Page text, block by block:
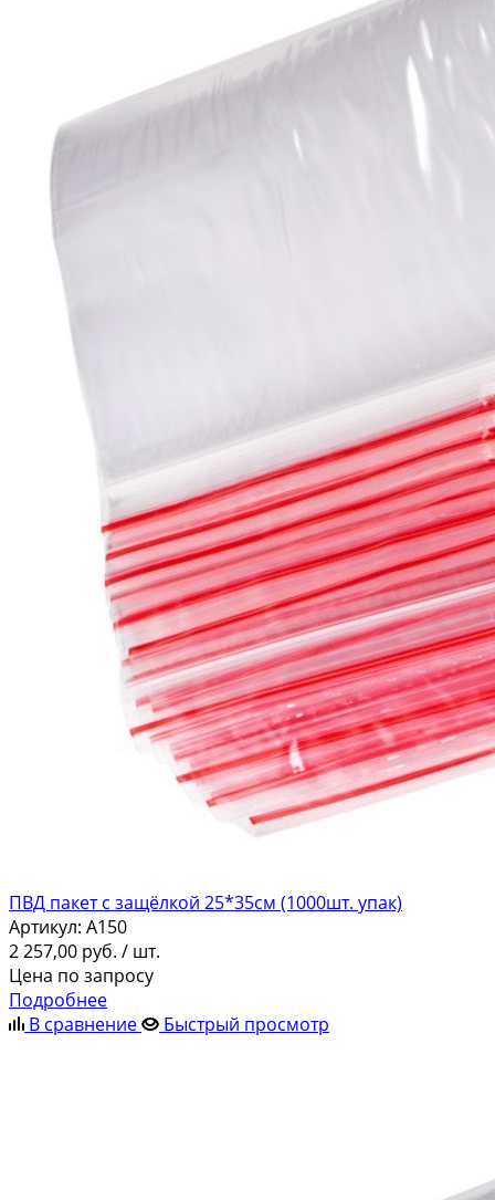
ПВД пакет с защёлкой 25*35см (1000шт. упак)
Артикул: A150
2 257,00 руб. / шт.
Цена по запросу
Подробнее
В сравнение
Быстрый просмотр